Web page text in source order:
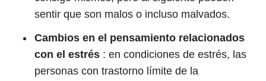
sentir que son malos o incluso malvados.
Cambios en el pensamiento relacionados
con el estrés : en condiciones de estrés, las
personas con trastorno límite de la